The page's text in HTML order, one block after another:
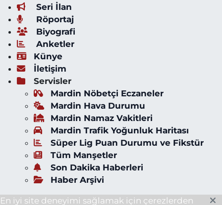
Seri İlan
Röportaj
Biyografi
Anketler
Künye
İletişim
Servisler
Mardin Nöbetçi Eczaneler
Mardin Hava Durumu
Mardin Namaz Vakitleri
Mardin Trafik Yoğunluk Haritası
Süper Lig Puan Durumu ve Fikstür
Tüm Manşetler
Son Dakika Haberleri
Haber Arşivi
En iyi site deneyimi sağlamak için çerezlerden